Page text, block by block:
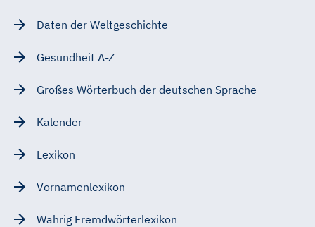
Daten der Weltgeschichte
Gesundheit A-Z
Großes Wörterbuch der deutschen Sprache
Kalender
Lexikon
Vornamenlexikon
Wahrig Fremdwörterlexikon